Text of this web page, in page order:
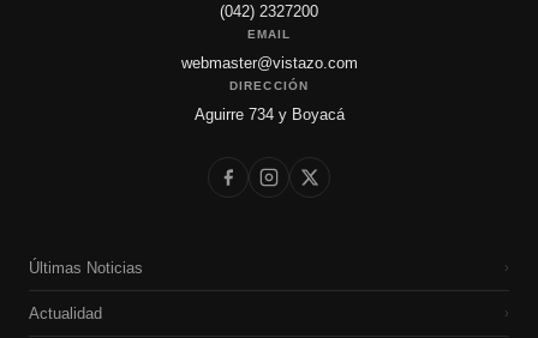
(042) 2327200
EMAIL
webmaster@vistazo.com
DIRECCIÓN
Aguirre 734 y Boyacá
Últimas Noticias ›
Actualidad ›